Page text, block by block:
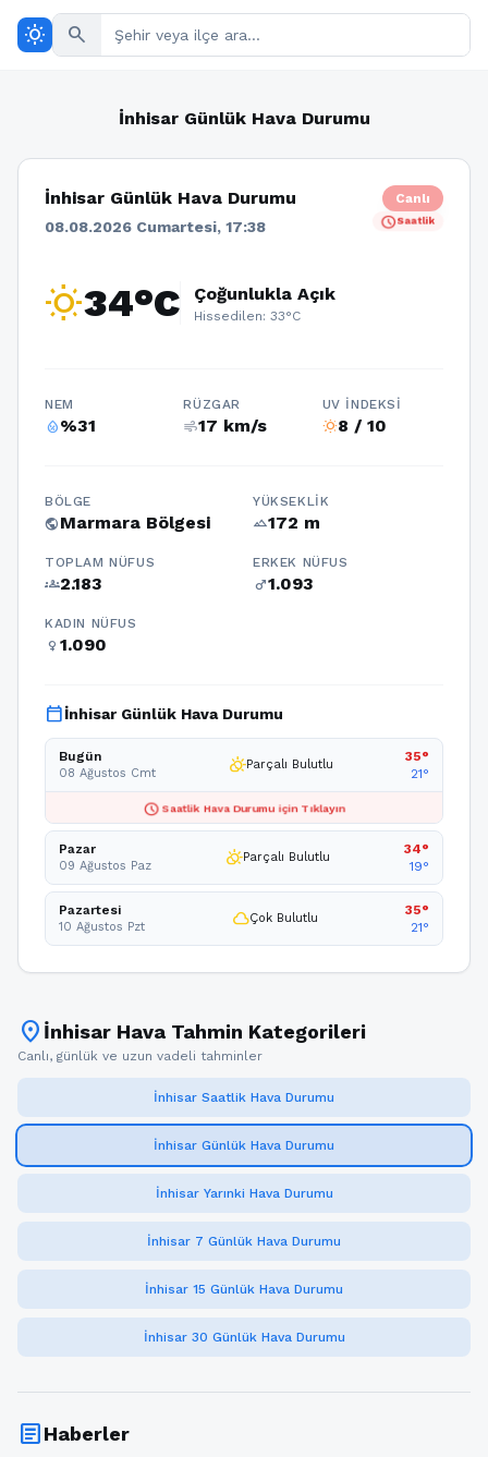
wb_sunny search
İnhisar Günlük Hava Durumu
İnhisar Günlük Hava Durumu
08.08.2026 Cumartesi, 17:38
Canlı
scheduleSaatlik
wb_sunny34°C Çoğunlukla Açık
Hissedilen: 33°C
NEM
humidity_percentage%31
RÜZGAR
air17 km/s
UV İNDEKSI
wb_sunny8 / 10
BÖLGE
publicMarmara Bölgesi
YÜKSEKLIK
terrain172 m
TOPLAM NÜFUS
groups2.183
ERKEK NÜFUS
male1.093
KADIN NÜFUS
female 1.090
calendar_todayİnhisar Günlük Hava Durumu
Bugün
08 Ağustos Cmt partly_cloudy_dayParçalı Bulutlu
35°
21°
schedule Saatlik Hava Durumu için Tıklayın
Pazar
09 Ağustos Paz partly_cloudy_dayParçalı Bulutlu
34°
19°
Pazartesi
10 Ağustos Pzt cloudÇok Bulutlu
35°
21°
location_on İnhisar Hava Tahmin Kategorileri
Canlı, günlük ve uzun vadeli tahminler
İnhisar Saatlik Hava Durumu
İnhisar Günlük Hava Durumu
İnhisar Yarınki Hava Durumu
İnhisar 7 Günlük Hava Durumu
İnhisar 15 Günlük Hava Durumu
İnhisar 30 Günlük Hava Durumu
articleHaberler